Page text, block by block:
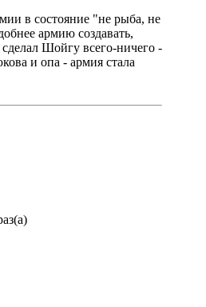
в состояние "не рыба, не
армию создавать,
Шойгу всего-ничего -
и опа - армия стала